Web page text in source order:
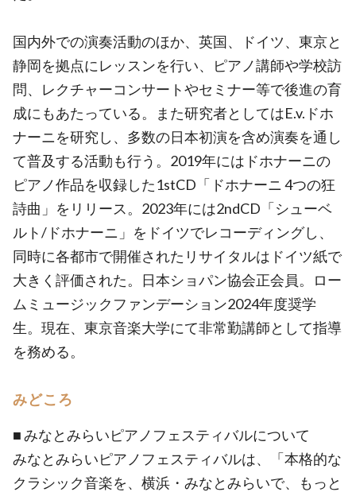
国内外での演奏活動のほか、英国、ドイツ、東京と
静岡を拠点にレッスンを行い、ピアノ講師や学校訪
問、レクチャーコンサートやセミナー等で後進の育
成にもあたっている。また研究者としてはE.v.ドホ
ナーニを研究し、多数の日本初演を含め演奏を通し
て普及する活動も行う。2019年にはドホナーニの
ピアノ作品を収録した1stCD「ドホナーニ 4つの狂
詩曲」をリリース。2023年には2ndCD「シューベ
ルト/ドホナーニ」をドイツでレコーディングし、
同時に各都市で開催されたリサイタルはドイツ紙で
大きく評価された。日本ショパン協会正会員。ロー
ムミュージックファンデーション2024年度奨学
生。現在、東京音楽大学にて非常勤講師として指導
を務める。
みどころ
■ みなとみらいピアノフェスティバルについて
みなとみらいピアノフェスティバルは、「本格的な
クラシック音楽を、横浜・みなとみらいで、もっと